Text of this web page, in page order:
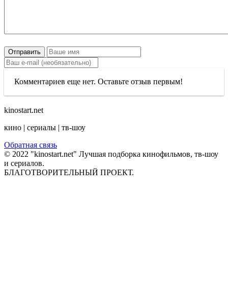
Отправить
Комментариев еще нет. Оставьте отзыв первым!
kinostart.net
кино | сериалы | тв-шоу
Обратная связь
© 2022 "kinostart.net" Лучшая подборка кинофильмов, тв-шоу
и сериалов.
БЛАГОТВОРИТЕЛЬНЫЙ ПРОЕКТ.